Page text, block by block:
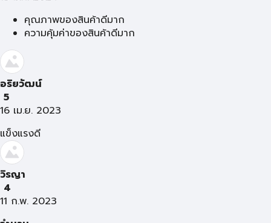
คุณภาพของสินค้าดีมาก
ความคุ้มค่าของสินค้าดีมาก
อริยวัฒน์
5
16 เม.ย. 2023
แข็งแรงดี
วิรญา
4
11 ก.พ. 2023